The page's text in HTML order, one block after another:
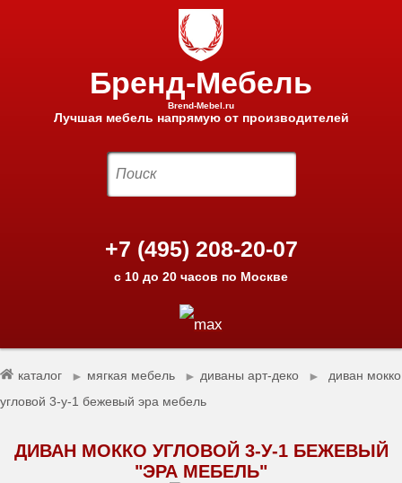
Бренд-Мебель
Brend-Mebel.ru
Лучшая мебель напрямую от производителей
+7 (495) 208-20-07
с 10 до 20 часов по Москве
каталог ► мягкая мебель ► диваны арт-деко ►
диван мокко
угловой 3-у-1 бежевый эра мебель
ДИВАН МОККО УГЛОВОЙ 3-У-1 БЕЖЕВЫЙ
"ЭРА МЕБЕЛЬ"